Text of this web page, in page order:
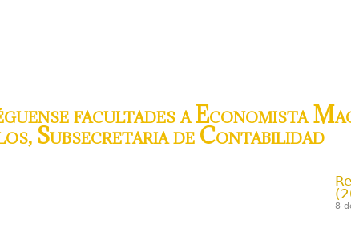
facultades a Economista
Subsecretaria de Contabilidad
8